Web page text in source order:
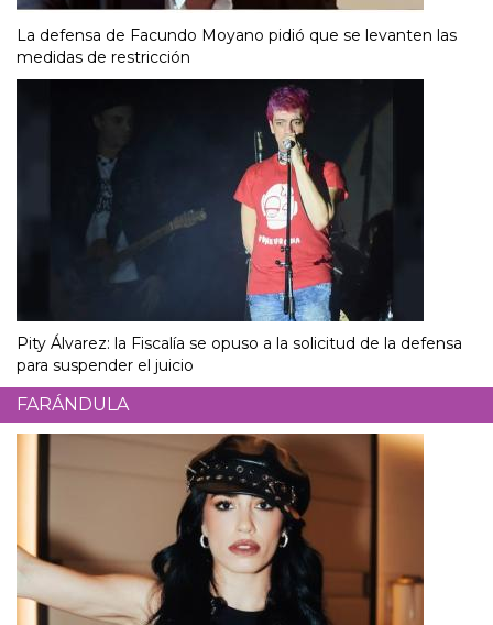
La defensa de Facundo Moyano pidió que se levanten las
medidas de restricción
Pity Álvarez: la Fiscalía se opuso a la solicitud de la defensa
para suspender el juicio
FARÁNDULA